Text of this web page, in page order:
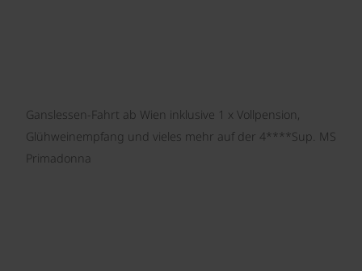
Ganslessen-Fahrt ab Wien inklusive 1 x Vollpension,
Glühweinempfang und vieles mehr auf der 4****Sup. MS
Primadonna